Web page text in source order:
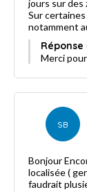
jours sur des
Sur certaines activités
notamment
Merci
SB
Bonjour Encore une première pour la cryothérapie
localisée ( genou) ). J'ai été soulagée un
faudrait